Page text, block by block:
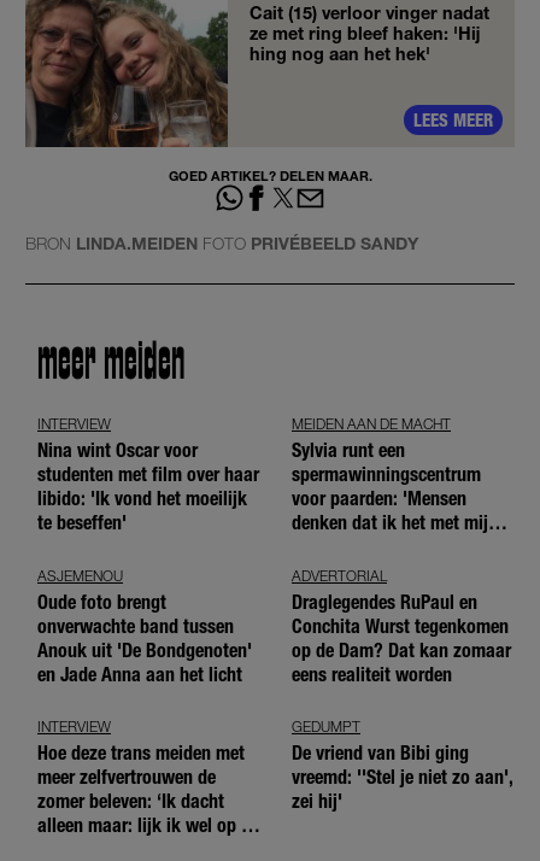
Cait (15) verloor vinger nadat
ze met ring bleef haken: 'Hij
hing nog aan het hek'
LEES MEER
GOED ARTIKEL? DELEN MAAR.
BRON LINDA.MEIDEN FOTO PRIVÉBEELD SANDY
meer meiden
INTERVIEW
Nina wint Oscar voor
studenten met film over haar
libido: 'Ik vond het moeilijk
te beseffen'
MEIDEN AAN DE MACHT
Sylvia runt een
spermawinningscentrum
voor paarden: 'Mensen
denken dat ik het met mijn
ASJEMENOU
Oude foto brengt
onverwachte band tussen
Anouk uit 'De Bondgenoten'
en Jade Anna aan het licht
ADVERTORIAL
Draglegendes RuPaul en
Conchita Wurst tegenkomen
op de Dam? Dat kan zomaar
eens realiteit worden
INTERVIEW
Hoe deze trans meiden met
meer zelfvertrouwen de
zomer beleven: ‘Ik dacht
alleen maar: lijk ik wel op de
GEDUMPT
De vriend van Bibi ging
vreemd: ''Stel je niet zo aan',
zei hij'